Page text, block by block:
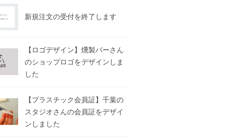
新規注文の受付を終了します
【ロゴデザイン】燻製バーさん
のショップロゴをデザインしま
した
【プラスチック会員証】千葉の
スタジオさんの会員証をデザイ
ンしました